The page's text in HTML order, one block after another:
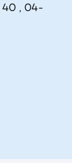
40 , 04-